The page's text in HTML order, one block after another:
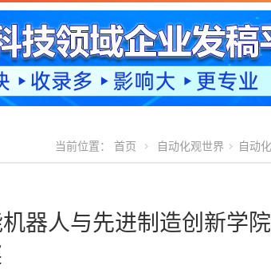
当前位置： 首页 自动化观世界 自动
器人与先进制造创新学